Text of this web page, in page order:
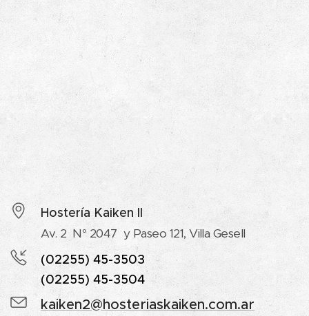
Hostería Kaiken II
Av. 2 N° 2047 y Paseo 121, Villa Gesell
(02255) 45-3503
(02255) 45-3504
kaiken2@hosteriaskaiken.com.ar